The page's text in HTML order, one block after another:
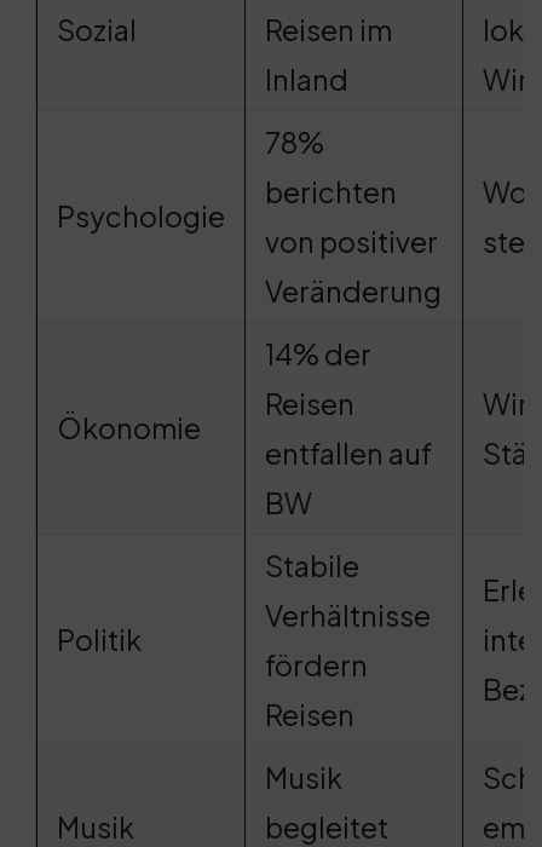
Sozial
Reisen im
Inland
Psychologie
78%
berichten
von positiver
Veränderung
Ökonomie
14% der
Reisen
entfallen auf
BW
Politik
Stabile
Verhältnisse
fördern
Reisen
Musik
Musik
begleitet